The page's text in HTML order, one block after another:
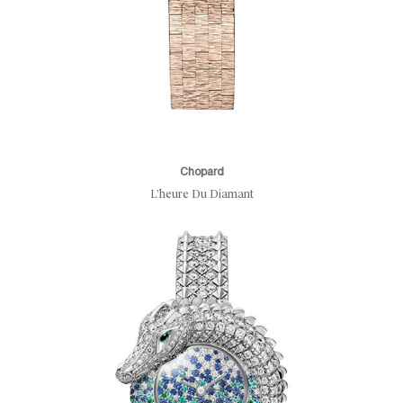
Chopard
L’heure Du Diamant